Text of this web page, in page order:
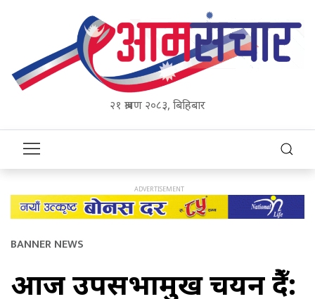
२१ श्रावण २०८३, बिहिबार
BANNER NEWS
आज उपसभामुख चयन हुँदै: